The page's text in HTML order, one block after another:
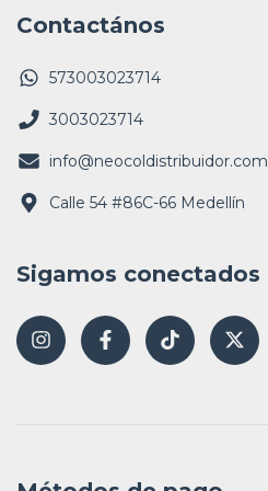
Contactános
573003023714
3003023714
info@neocoldistribuidor.com
Calle 54 #86C-66 Medellín
Sigamos conectados